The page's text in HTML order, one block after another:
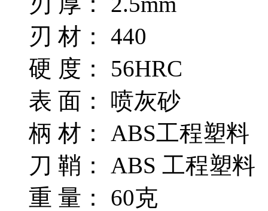
刃 材： 440
硬 度： 56HRC
表 面： 喷灰砂
柄 材： ABS工程塑料
刀 鞘： ABS 工程塑料
重 量： 60克